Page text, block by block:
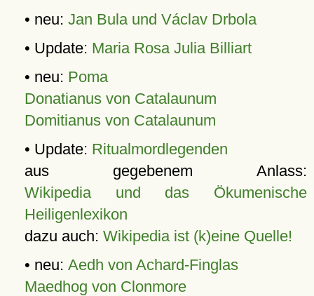
• neu: Jan Bula und Václav Drbola
• Update: Maria Rosa Julia Billiart
• neu: Poma
Donatianus von Catalaunum
Domitianus von Catalaunum
• Update: Ritualmordlegenden
aus gegebenem Anlass:
Wikipedia und das Ökumenische
Heiligenlexikon
dazu auch: Wikipedia ist (k)eine Quelle!
• neu: Aedh von Achard-Finglas
Maedhog von Clonmore